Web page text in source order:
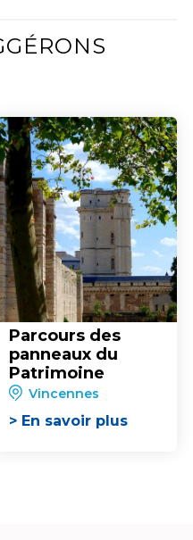
Parcours des
panneaux du
Patrimoine
Vincennes
> En savoir plus